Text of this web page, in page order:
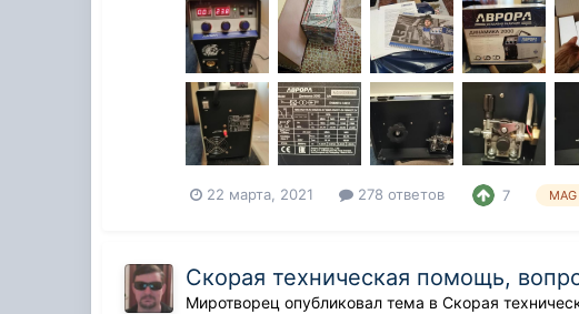
22 марта, 2021 278 ответов 7 MAG
Скорая техническая помощь,
Миротворец опубликовал тема вСкорая